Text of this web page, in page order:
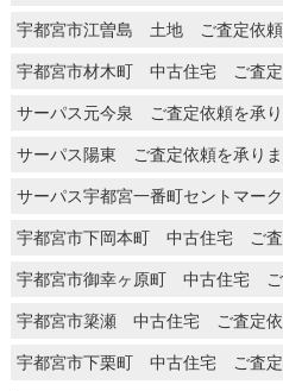
宇都宮市江曽島 土地 ご査定依頼
宇都宮市材木町 中古住宅 ご査定
サーパス元今泉 ご査定依頼を承り
サーパス陽東 ご査定依頼を承りま
サーパス宇都宮一番町セントマー
宇都宮市下岡本町 中古住宅 ご査
宇都宮市御幸ヶ原町 中古住宅 ご
宇都宮市簗瀬 中古住宅 ご査定依
宇都宮市下栗町 中古住宅 ご査定